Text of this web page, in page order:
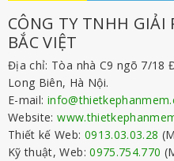
CÔNG TY TNHH GIẢI
BẮC VIỆT
Địa chỉ: Tòa nhà C9 ngõ 7/18
Long Biên, Hà Nội.
E-mail:
Website:
Thiết kế Web: 0913.03.03.28
Kỹ thuật, Web:0975.754.770